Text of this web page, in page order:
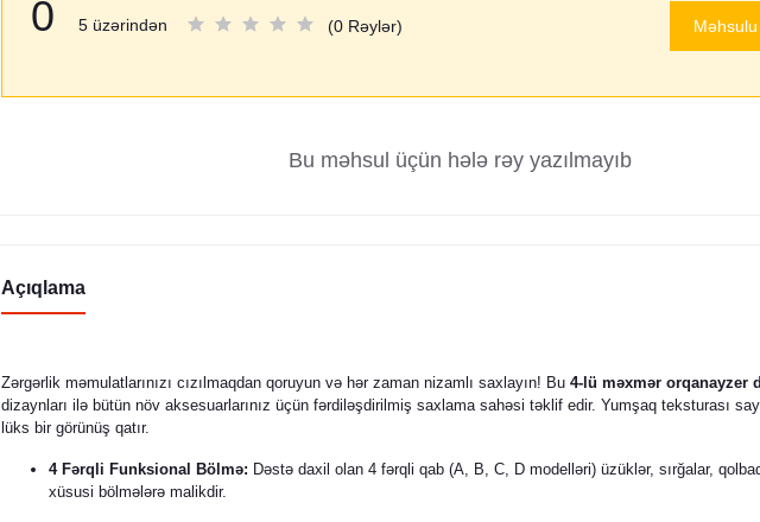
0 5 üzərindən (0 Rəylər)
Bu məhsul üçün hələ rəy yazılmayıb
Açıqlama
Zərgərlik məmulatlarınızı cızılmaqdan qoruyun və hər zaman nizamlı saxlayın! Bu 4-lü məxmər orqanayzer
dizaynları ilə bütün növ aksesuarlarınız üçün fərdiləşdirilmiş saxlama sahəsi təklif edir. Yumşaq teksturası
lüks bir görünüş qatır.
4 Fərqli Funksional Bölmə: Dəstə daxil olan 4 fərqli qab (A, B, C, D modelləri) üzüklər, sırğalar,
xüsusi bölmələrə malikdir.